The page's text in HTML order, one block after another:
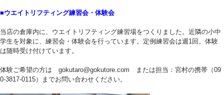
■ウエイトリフティング練習会・体験会
当店の倉庫内に、ウエイトリフティング練習場をつくりました。近隣の小中
学生を対象に、練習会・体験会を行っています。定例練習会は週1回。体験
は随時受け付けています。
体験ご希望の方は gokutaro@gokutore.com または担当：宮村の携帯（09
0-3817-0115）までお問い合わせください。